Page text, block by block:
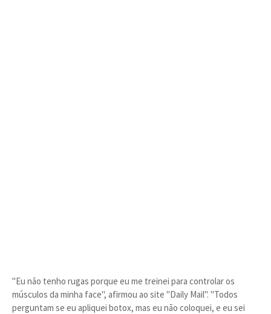
"Eu não tenho rugas porque eu me treinei para controlar os
músculos da minha face", afirmou ao site "Daily Mail". "Todos
perguntam se eu apliquei botox, mas eu não coloquei, e eu sei